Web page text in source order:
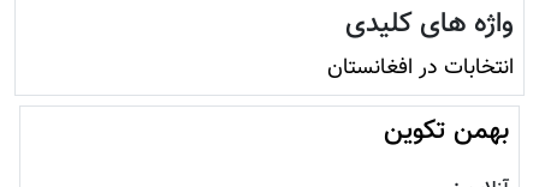
واژه های کلیدی
انتخابات در افغانستان
بهمن تکوین